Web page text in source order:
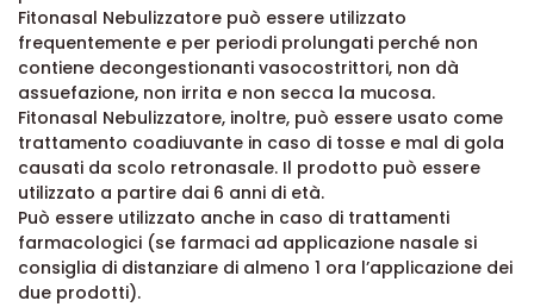
Fitonasal Nebulizzatore può essere utilizzato
frequentemente e per periodi prolungati perché non
contiene decongestionanti vasocostrittori, non dà
assuefazione, non irrita e non secca la mucosa.
Fitonasal Nebulizzatore, inoltre, può essere usato come
trattamento coadiuvante in caso di tosse e mal di gola
causati da scolo retronasale. Il prodotto può essere
utilizzato a partire dai 6 anni di età.
Può essere utilizzato anche in caso di trattamenti
farmacologici (se farmaci ad applicazione nasale si
consiglia di distanziare di almeno 1 ora l’applicazione dei
due prodotti).